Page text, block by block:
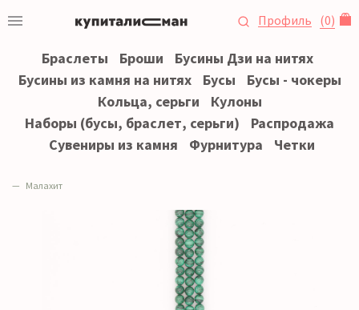
Профиль (0)
Браслеты Броши
Бусины Дзи на нитях
Бусины из камня на нитях
Бусы
Бусы - чокеры
Кольца, серьги
Кулоны
Наборы (бусы, браслет, серьги)
Распродажа
Сувениры из камня
Фурнитура Четки
Малахит